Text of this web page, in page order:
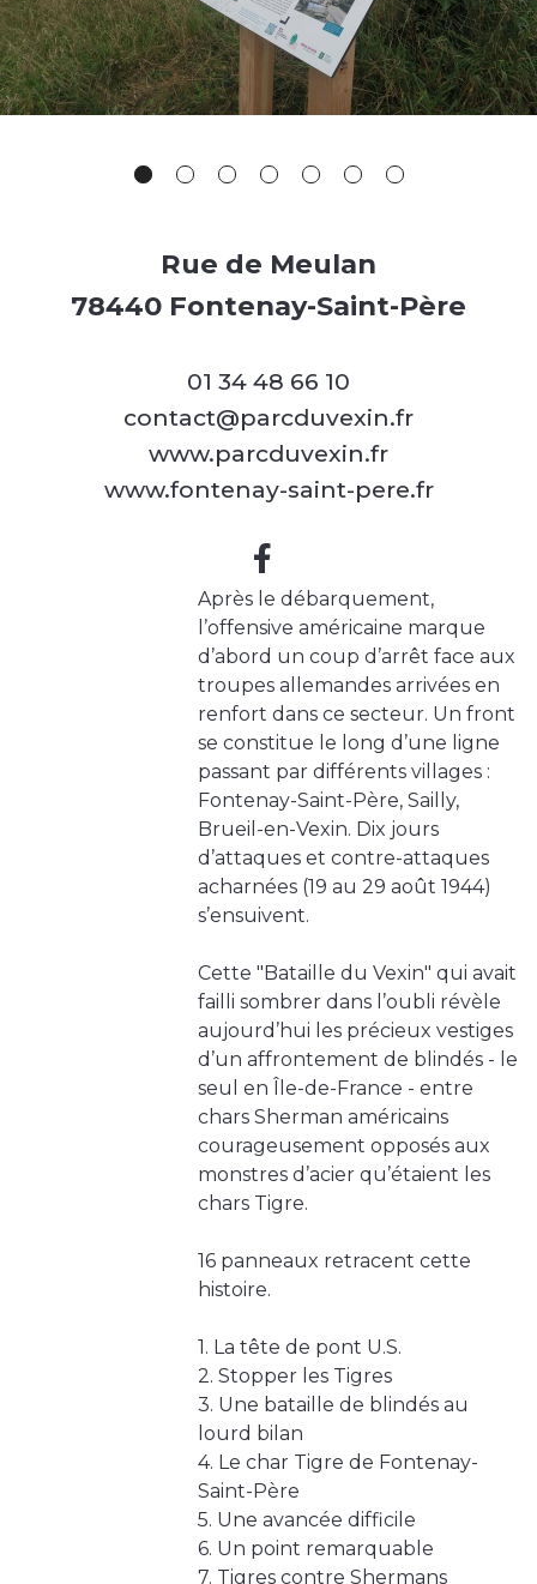
Rue de Meulan
78440 Fontenay-Saint-Père
01 34 48 66 10
contact@parcduvexin.fr
www.parcduvexin.fr
www.fontenay-saint-pere.fr
Après le débarquement,
l’offensive américaine marque
d’abord un coup d’arrêt face aux
troupes allemandes arrivées en
renfort dans ce secteur. Un front
se constitue le long d’une ligne
passant par différents villages :
Fontenay-Saint-Père, Sailly,
Brueil-en-Vexin. Dix jours
d’attaques et contre-attaques
acharnées (19 au 29 août 1944)
s’ensuivent.
Cette "Bataille du Vexin" qui avait
failli sombrer dans l’oubli révèle
aujourd’hui les précieux vestiges
d’un affrontement de blindés - le
seul en Île-de-France - entre
chars Sherman américains
courageusement opposés aux
monstres d’acier qu’étaient les
chars Tigre.
16 panneaux retracent cette
histoire.
1. La tête de pont U.S.
2. Stopper les Tigres
3. Une bataille de blindés au
lourd bilan
4. Le char Tigre de Fontenay-
Saint-Père
5. Une avancée difficile
6. Un point remarquable
7. Tigres contre Shermans